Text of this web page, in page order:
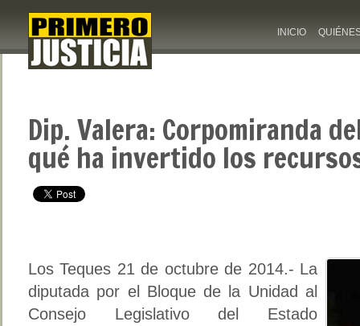
INICIO
Dip. Valera: Corpomiranda
qué ha invertido los
Los Teques 21 de octubre de 2014.- La
diputada por el Bloque de la Unidad al
Consejo Legislativo del Estado